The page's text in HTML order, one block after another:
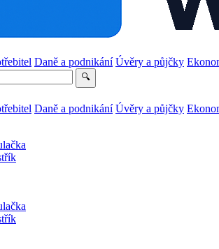
Daně a podnikání Úvěry a půjčky
🔍
Daně a podnikání Úvěry a půjčky